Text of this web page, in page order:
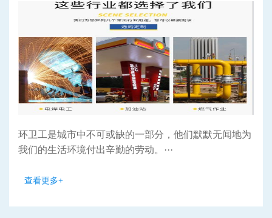
环卫工是城市中不可或缺的一部分，他们默默无闻地为
我们的生活环境付出辛勤的劳动。···
查看更多+